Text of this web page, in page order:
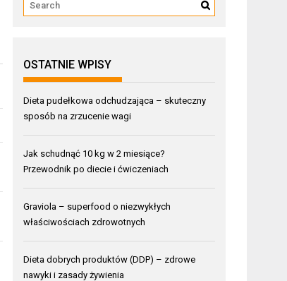
OSTATNIE WPISY
Dieta pudełkowa odchudzająca – skuteczny
sposób na zrzucenie wagi
Jak schudnąć 10 kg w 2 miesiące?
Przewodnik po diecie i ćwiczeniach
Graviola – superfood o niezwykłych
właściwościach zdrowotnych
Dieta dobrych produktów (DDP) – zdrowe
nawyki i zasady żywienia